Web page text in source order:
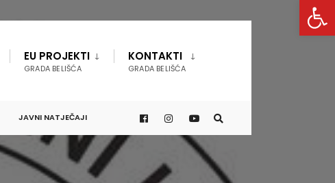
EU PROJEKTI
GRADA BELIŠĆA
KONTAKTI
GRADA BELIŠĆA
JAVNI NATJEČAJI